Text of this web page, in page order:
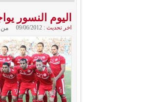
اليوم النسور
اخر تحديث : 09/06/2012